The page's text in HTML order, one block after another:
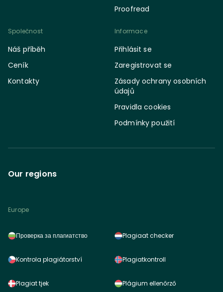
Proofread
Společnost
Náš příběh
Ceník
Kontakty
Informace
Přihlásit se
Zaregistrovat se
Zásady ochrany osobních
údajů
Pravidla cookies
Podmínky použití
Our regions
Europe
Проверка за плагиатство
Kontrola plagiátorství
Plagiat tjek
Plagiaat checker
Plagiatkontroll
Plágium ellenőrző